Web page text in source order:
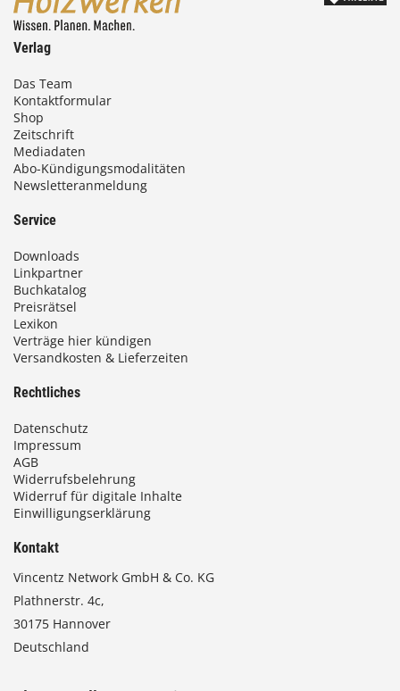
Verlag
Das Team
Kontaktformular
Shop
Zeitschrift
Mediadaten
Abo-Kündigungsmodalitäten
Newsletteranmeldung
Service
Downloads
Linkpartner
Buchkatalog
Preisrätsel
Lexikon
Verträge hier kündigen
Versandkosten & Lieferzeiten
Rechtliches
Datenschutz
Impressum
AGB
Widerrufsbelehrung
Widerruf für digitale Inhalte
Einwilligungserklärung
Kontakt
Vincentz Network GmbH & Co. KG
Plathnerstr. 4c,
30175 Hannover
Deutschland